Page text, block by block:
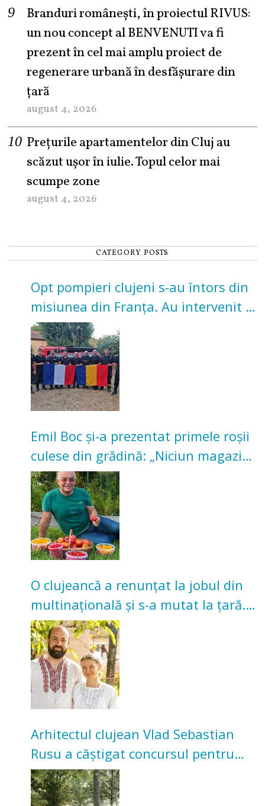
Branduri românești, în proiectul RIVUS:
un nou concept al BENVENUTI va fi
prezent în cel mai amplu proiect de
regenerare urbană în desfășurare din
țară
august 4, 2026
Prețurile apartamentelor din Cluj au
scăzut ușor în iulie. Topul celor mai
scumpe zone
august 4, 2026
CATEGORY POSTS
Opt pompieri clujeni s-au întors din
misiunea din Franța. Au intervenit la
incendii de vegetație și pădure
Emil Boc și-a prezentat primele roșii
culese din grădină: „Niciun magazin
nu poate oferi această satisfacție”
O clujeancă a renunțat la jobul din
multinațională și s-a mutat la țară.
Acum cultivă legume în grădina
bunicilor
Arhitectul clujean Vlad Sebastian
Rusu a câștigat concursul pentru
transformarea Grădinii Casei
Universitarilor